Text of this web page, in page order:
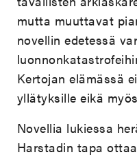
mutta muuttavat
novellin edetessä
Kertojan elämässä
yllätyksille eikä
Novellia lukiessa
Harstadin tapa